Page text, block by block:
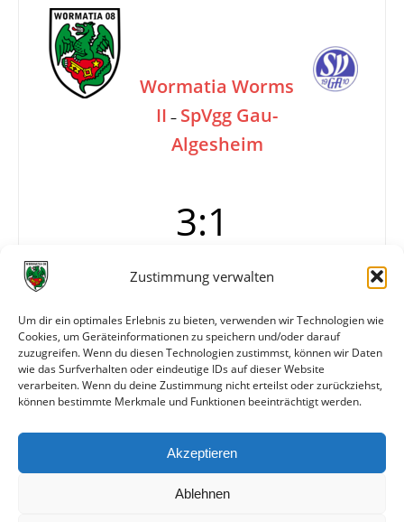
Zustimmung verwalten
Um dir ein optimales Erlebnis zu bieten, verwenden wir Technologien wie
Cookies, um Geräteinformationen zu speichern und/oder darauf
zuzugreifen. Wenn du diesen Technologien zustimmst, können wir Daten
wie das Surfverhalten oder eindeutige IDs auf dieser Website
verarbeiten. Wenn du deine Zustimmung nicht erteilst oder zurückziehst,
können bestimmte Merkmale und Funktionen beeinträchtigt werden.
Akzeptieren
Ablehnen
Wormatia Worms
II – SpVgg Gau-
Algesheim
3:1
1:1 (80.)
2:1
3:1
Alle bisherigen Partien der beiden Mannschaften
anzeigen